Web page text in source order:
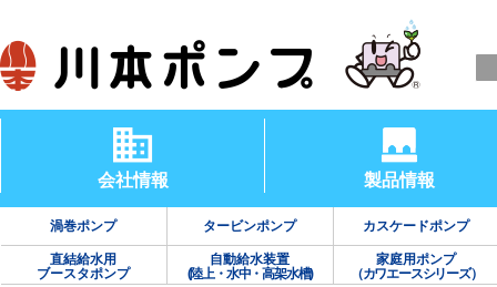
会社情報 製品情報
渦巻ポンプ タービンポンプ カスケードポンプ
直結給水用
ブースタポンプ
自動給水装置
(陸上・水中・高架水槽)
家庭用ポンプ
（カワエースシリーズ）